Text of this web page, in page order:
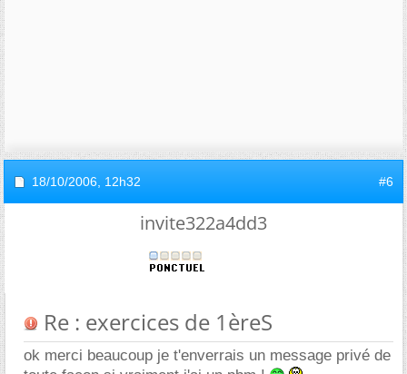
18/10/2006, 12h32 #6
invite322a4dd3
Re : exercices de 1èreS
ok merci beaucoup je t'enverrais un message privé de